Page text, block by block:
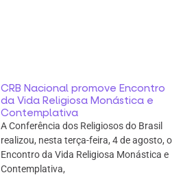
CRB Nacional promove Encontro
da Vida Religiosa Monástica e
Contemplativa
A Conferência dos Religiosos do Brasil
realizou, nesta terça-feira, 4 de agosto, o
Encontro da Vida Religiosa Monástica e
Contemplativa,